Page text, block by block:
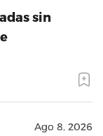
sin
Ago 8, 2026